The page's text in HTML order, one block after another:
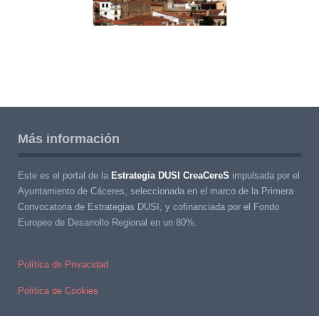
Más información
Este es el portal de la Estrategia DUSI CreaCereS impulsada por el
Ayuntamiento de Cáceres, seleccionada en el marco de la Primera
Convocatoria de Estrategias DUSI, y cofinanciada por el Fondo
Europeo de Desarrollo Regional en un 80%.
Política de Privacidad
Política de Cookies